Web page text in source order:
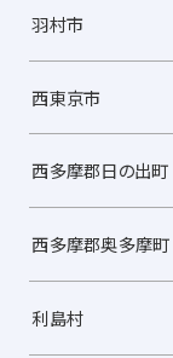
羽村市
西東京市
西多摩郡日の出町
西多摩郡奥多摩町
利島村